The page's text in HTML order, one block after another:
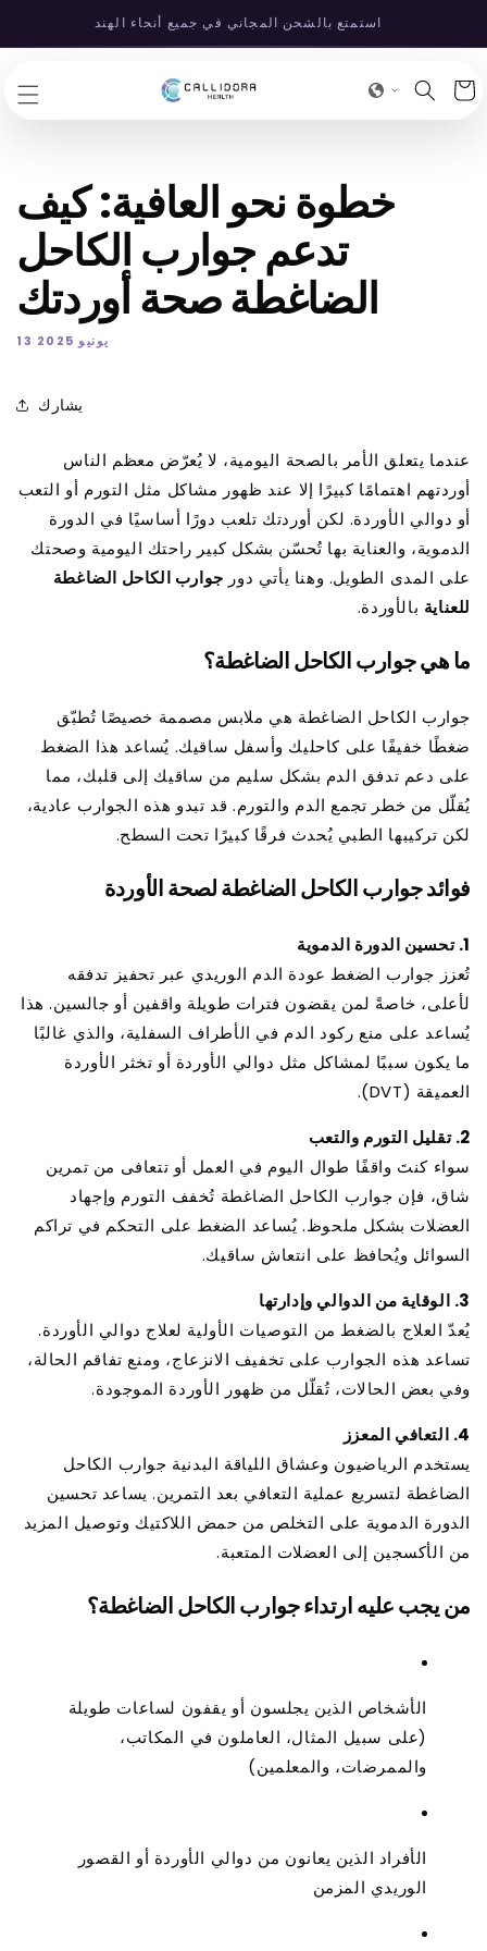
المحتوى
استمتع بالشحن المجاني في جميع أنحاء الهند
التسوق
خطوة نحو العافية: كيف
تدعم جوارب الكاحل
الضاغطة صحة أوردتك
13 يونيو 2025
يشارك
عندما يتعلق الأمر بالصحة اليومية، لا يُعرّض معظم الناس
أوردتهم اهتمامًا كبيرًا إلا عند ظهور مشاكل مثل التورم أو التعب
أو دوالي الأوردة. لكن أوردتك تلعب دورًا أساسيًا في الدورة
الدموية، والعناية بها تُحسّن بشكل كبير راحتك اليومية وصحتك
على المدى الطويل. وهنا يأتي دور جوارب الكاحل الضاغطة
للعناية بالأوردة.
ما هي جوارب الكاحل الضاغطة؟
جوارب الكاحل الضاغطة هي ملابس مصممة خصيصًا تُطبّق
ضغطًا خفيفًا على كاحليك وأسفل ساقيك. يُساعد هذا الضغط
على دعم تدفق الدم بشكل سليم من ساقيك إلى قلبك، مما
يُقلّل من خطر تجمع الدم والتورم. قد تبدو هذه الجوارب عادية،
لكن تركيبها الطبي يُحدث فرقًا كبيرًا تحت السطح.
فوائد جوارب الكاحل الضاغطة لصحة الأوردة
1. تحسين الدورة الدموية
تُعزز جوارب الضغط عودة الدم الوريدي عبر تحفيز تدفقه
لأعلى، خاصةً لمن يقضون فترات طويلة واقفين أو جالسين. هذا
يُساعد على منع ركود الدم في الأطراف السفلية، والذي غالبًا
ما يكون سببًا لمشاكل مثل دوالي الأوردة أو تخثر الأوردة
العميقة (DVT).
2. تقليل التورم والتعب
سواء كنتَ واقفًا طوال اليوم في العمل أو تتعافى من تمرين
شاق، فإن جوارب الكاحل الضاغطة تُخفف التورم وإجهاد
العضلات بشكل ملحوظ. يُساعد الضغط على التحكم في تراكم
السوائل ويُحافظ على انتعاش ساقيك.
3. الوقاية من الدوالي وإدارتها
يُعدّ العلاج بالضغط من التوصيات الأولية لعلاج دوالي الأوردة.
تساعد هذه الجوارب على تخفيف الانزعاج، ومنع تفاقم الحالة،
وفي بعض الحالات، تُقلّل من ظهور الأوردة الموجودة.
4. التعافي المعزز
يستخدم الرياضيون وعشاق اللياقة البدنية جوارب الكاحل
الضاغطة لتسريع عملية التعافي بعد التمرين. يساعد تحسين
الدورة الدموية على التخلص من حمض اللاكتيك وتوصيل المزيد
من الأكسجين إلى العضلات المتعبة.
من يجب عليه ارتداء جوارب الكاحل الضاغطة؟
الأشخاص الذين يجلسون أو يقفون لساعات طويلة
(على سبيل المثال، العاملون في المكاتب،
والممرضات، والمعلمين)
الأفراد الذين يعانون من دوالي الأوردة أو القصور
الوريدي المزمن